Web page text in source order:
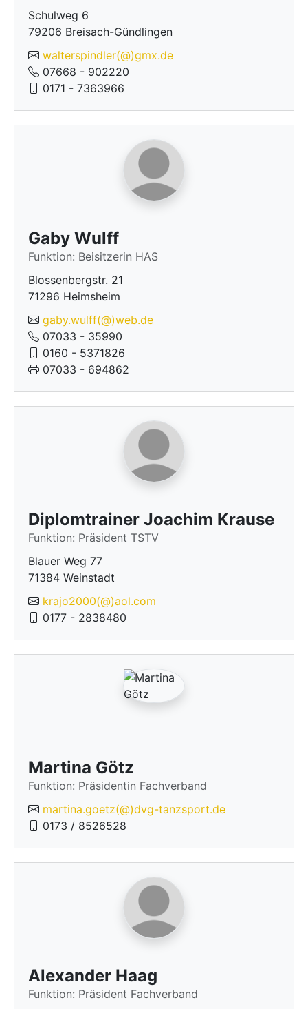
Schulweg 6
79206 Breisach-Gündlingen
walterspindler(@)gmx.de
07668 - 902220
0171 - 7363966
Gaby Wulff
Funktion: Beisitzerin HAS
Blossenbergstr. 21
71296 Heimsheim
gaby.wulff(@)web.de
07033 - 35990
0160 - 5371826
07033 - 694862
Diplomtrainer Joachim Krause
Funktion: Präsident TSTV
Blauer Weg 77
71384 Weinstadt
krajo2000(@)aol.com
0177 - 2838480
Martina Götz
Funktion: Präsidentin Fachverband
martina.goetz(@)dvg-tanzsport.de
0173 / 8526528
Alexander Haag
Funktion: Präsident Fachverband